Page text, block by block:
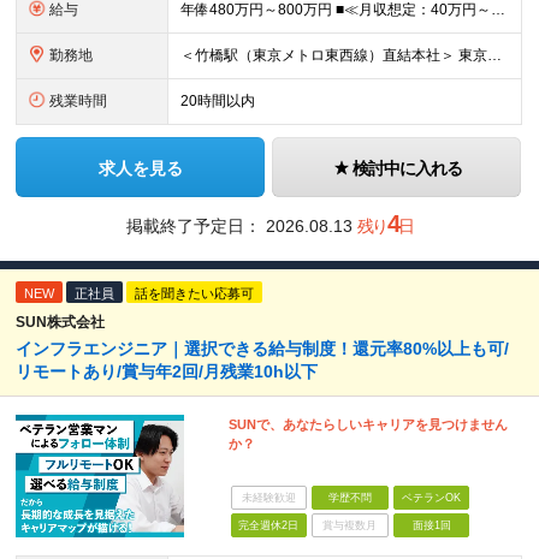
給与 年俸480万円～800万円 ■≪月収想定：40万円～66万6,000円≫ ・担当いただく業務範囲やマネジメントの有無など、役割に応じて決定します ・年俸額を12分割し、毎月支給します ・試用期間3カ
勤務地 ＜竹橋駅（東京メトロ東西線）直結本社＞ 東京都千代田区一ツ橋一丁目1番1号パレスサイドビル5F・8F （変更の範囲）上記を除く当社関連勤務地
残業時間 20時間以内
求人を見る 検討中に入れる
掲載終了予定日： 2026.08.13 残り4日
NEW 正社員 話を聞きたい応募可
SUN株式会社
インフラエンジニア｜選択できる給与制度！還元率80%以上も可/
リモートあり/賞与年2回/月残業10h以下
SUNで、あなたらしいキャリアを見つけません
か？
未経験歓迎 学歴不問 ベテランOK
完全週休2日 賞与複数月 面接1回